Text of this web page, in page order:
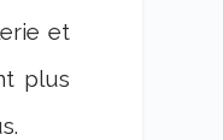
et
plus